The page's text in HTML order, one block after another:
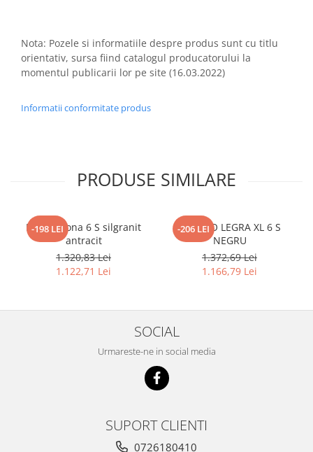
Nota: Pozele si informatiile despre produs sunt cu titlu
orientativ, sursa fiind catalogul producatorului la
momentul publicarii lor pe site (16.03.2022)
Informatii conformitate produs
PRODUSE SIMILARE
-198 LEI
Blanco Sona 6 S silgranit
antracit
1.320,83 Lei
1.122,71 Lei
-206 LEI
BLANCO LEGRA XL 6 S
NEGRU
1.372,69 Lei
1.166,79 Lei
SOCIAL
Urmareste-ne in social media
SUPORT CLIENTI
0726180410